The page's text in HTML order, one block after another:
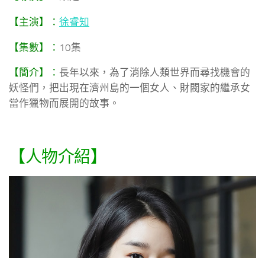
【主演】： 徐睿知
【集數】： 10集
【簡介】： 長年以來，為了消除人類世界而尋找機會的
妖怪們，把出現在濟州島的一個女人、財閥家的繼承女
當作獵物而展開的故事。
【人物介紹】